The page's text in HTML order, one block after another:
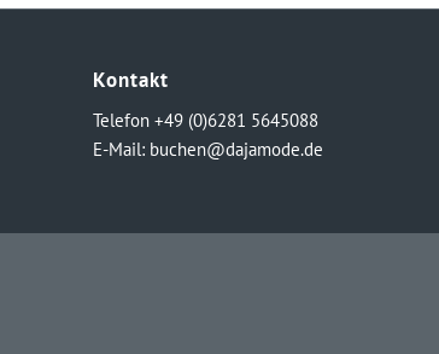
Kontakt
Telefon +49 (0)6281 5645088
E-Mail: buchen@dajamode.de